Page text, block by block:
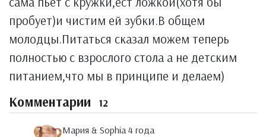
пробует)и чистим ей зубки.В общем
молодцы.Питаться сказал можем теперь
полностью с взрослого стола а не детским
питанием,что мы в принципе и делаем)
Комментарии 12
Мария & Sophia 4 года